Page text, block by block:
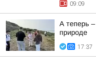
09:09
А теперь
природе
17:37